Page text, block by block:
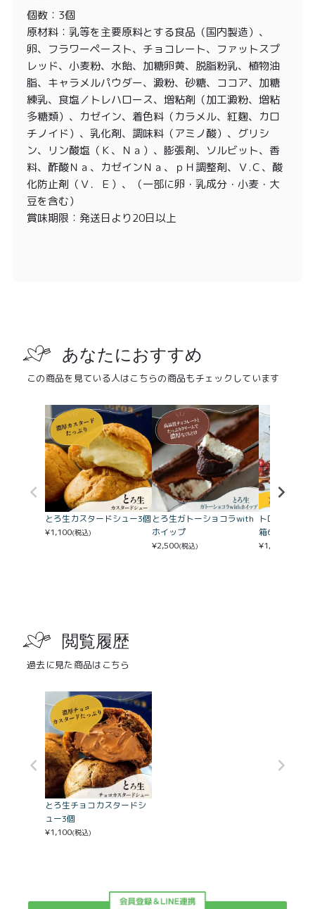
個数：3個
原材料：乳等を主要原料とする食品（国内製造）、
卵、フラワーペースト、チョコレート、ファットスプ
レッド、小麦粉、水飴、加糖卵黄、脱脂粉乳、植物油
脂、キャラメルパウダー、澱粉、砂糖、ココア、加糖
練乳、食塩／トレハロース、増粘剤（加工澱粉、増粘
多糖類）、カゼイン、着色料（カラメル、紅麹、カロ
チノイド）、乳化剤、調味料（アミノ酸）、グリシ
ン、リン酸塩（Ｋ、Ｎａ）、膨張剤、ソルビット、香
料、酢酸Ｎａ、カゼインＮａ、ｐＨ調整剤、Ｖ.Ｃ、酸
化防止剤（Ｖ．Ｅ）、（一部に卵・乳成分・小麦・大
豆を含む）
賞味期限：発送日より20日以上
あなたにおすすめ
この商品を見ている人はこちらの商品もチェックしています
とろ生カスタードシュー3個
¥1,100(税込)
とろ生ガトーショコラwith
ホイップ
¥2,500(税込)
トロバタ ＜
箱6個入り）
¥1,980
閲覧履歴
過去に見た商品はこちら
とろ生チョコカスタードシ
ュー3個
¥1,100(税込)